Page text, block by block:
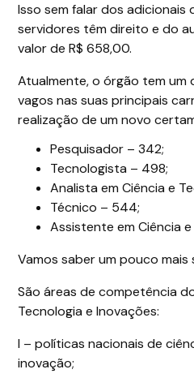
Isso sem falar dos adicionais
servidores têm direito e do
valor de R$ 658,00.
Atualmente, o órgão tem um
vagos nas suas principais
realização de um novo
Pesquisador – 342;
Tecnologista – 498;
Analista em Ciência e
Técnico – 544;
Assistente em Ciência
Vamos saber um pouco
São áreas de competência
Tecnologia e Inovações:
I – políticas nacionais de
inovação;